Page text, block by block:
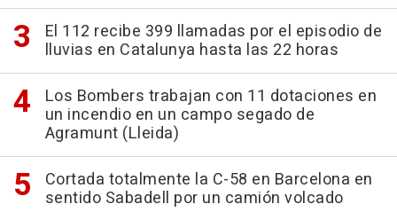
El 112 recibe 399 llamadas por el episodio de
lluvias en Catalunya hasta las 22 horas
Los Bombers trabajan con 11 dotaciones en
un incendio en un campo segado de
Agramunt (Lleida)
Cortada totalmente la C-58 en Barcelona en
sentido Sabadell por un camión volcado